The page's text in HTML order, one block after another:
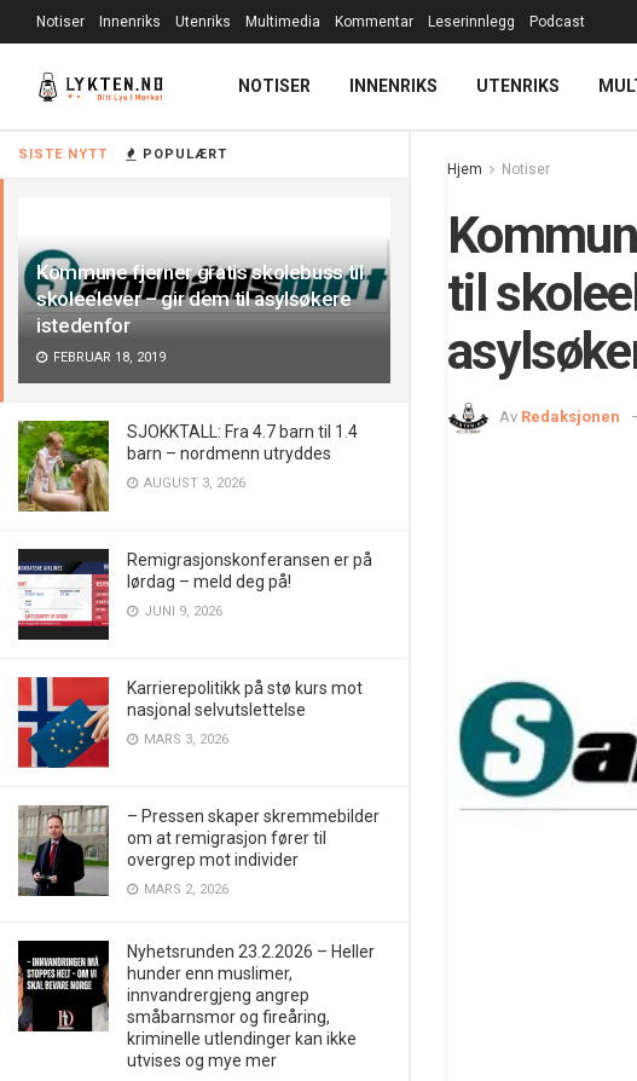
SISTE NYTT POPULÆRT
Kommune fjerner gratis skolebuss til
skoleelever – gir dem til asylsøkere
istedenfor
FEBRUAR 18, 2019
SJOKKTALL: Fra 4.7 barn til 1.4
barn – nordmenn utryddes
AUGUST 3, 2026
Remigrasjonskonferansen er på
lørdag – meld deg på!
JUNI 9, 2026
Karrierepolitikk på stø kurs mot
nasjonal selvutslettelse
MARS 3, 2026
– Pressen skaper skremmebilder
om at remigrasjon fører til
overgrep mot individer
MARS 2, 2026
Nyhetsrunden 23.2.2026 – Heller
hunder enn muslimer,
innvandrergjeng angrep
småbarnsmor og fireåring,
kriminelle utlendinger kan ikke
utvises og mye mer
Notiser Innenriks Utenriks Multimedia Kommentar Leserinnlegg Podcast
NOTISER INNENRIKS UTENRIKS
Hjem Notiser
til
Av Redaksjonen